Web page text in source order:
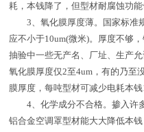
耗，本钱降了，但型材耐腐蚀功能
3、氧化膜厚度薄。国家标准
应不小于10um(微米)。厚度不够
抽验中一些无产名、厂址、生产
氧化膜厚度仅2至4um，有的乃至
膜厚度，每吨型材可减少电耗本钱
4、化学成分不合格。掺入许
铝合金空调罩型材能大大降低本